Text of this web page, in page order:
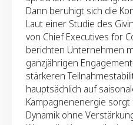
Dann beruhigt sich die
Laut einer Studie des
von Chief Executives for
berichten Unternehmen
ganzjährigen
stärkeren
hauptsächlich auf
Kampagnenenergie sorgt
Dynamik ohne